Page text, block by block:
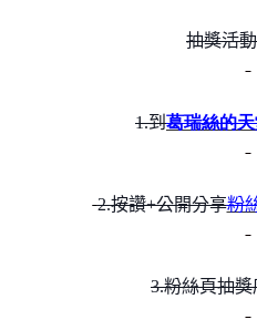
抽獎活
1.到葛瑞絲的
2.按讚+公開分享粉
3.粉絲頁抽